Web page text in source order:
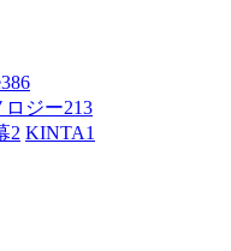
386
ロジー213
2 KINTA1